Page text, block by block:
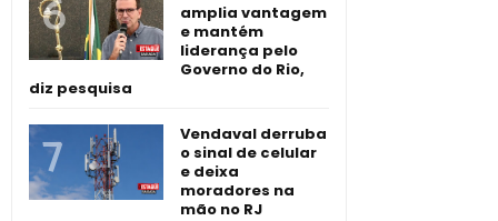
amplia vantagem
e mantém
liderança pelo
Governo do Rio,
diz pesquisa
Vendaval derruba
o sinal de celular
e deixa
moradores na
mão no RJ